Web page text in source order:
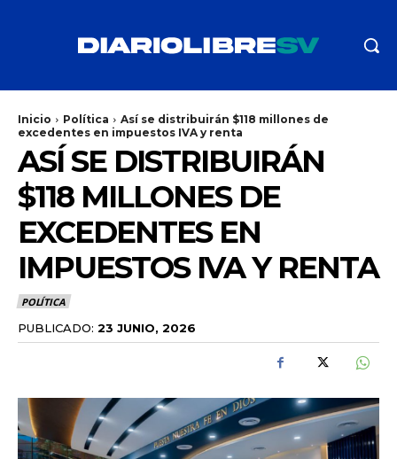
Inicio Política
Así se distribuirán $118 millones de
excedentes en impuestos IVA y renta
ASÍ SE DISTRIBUIRÁN
$118 MILLONES DE
EXCEDENTES EN
IMPUESTOS IVA Y RENTA
POLÍTICA
PUBLICADO: 23 JUNIO, 2026